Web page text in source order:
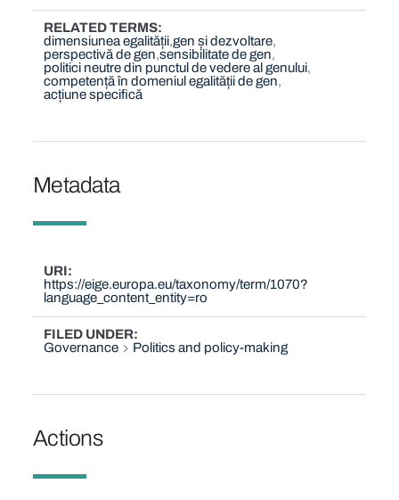
RELATED TERMS
dimensiunea egalității gen și dezvoltare
perspectivă de gen sensibilitate de gen
politici neutre din punctul de vedere al genului
competență în domeniul egalității de gen
acțiune specifică
Metadata
URI
https://eige.europa.eu/taxonomy/term/1070?
language_content_entity=ro
FILED UNDER
Governance
Politics and policy-making
Actions